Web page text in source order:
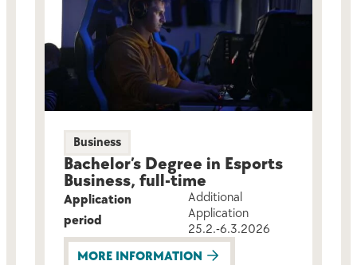
Business
Bachelor’s Degree in Esports
Business, full-time
Application
period
Additional
Application
25.2.-6.3.2026
MORE INFORMATION